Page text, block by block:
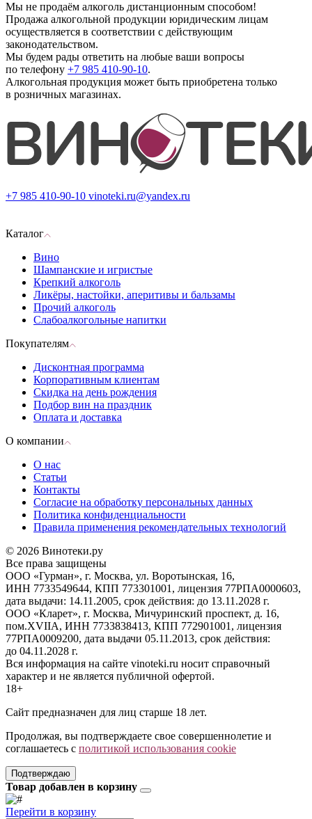
Мы не продаём алкоголь дистанционным способом!
Продажа алкогольной продукции юридическим лицам
осуществляется в соответствии с действующим
законодательством.
Мы будем рады ответить на любые ваши вопросы
по телефону +7 985 410-90-10.
Алкогольная продукция может быть приобретена только
в розничных магазинах.
+7 985 410-90-10 vinoteki.ru@yandex.ru
Каталог
Вино
Шампанские и игристые
Крепкий алкоголь
Ликёры, настойки, аперитивы и бальзамы
Прочий алкоголь
Слабоалкогольные напитки
Покупателям
Дисконтная программа
Корпоративным клиентам
Скидка на день рождения
Подбор вин на праздник
Оплата и доставка
О компании
О нас
Статьи
Контакты
Согласие на обработку персональных данных
Политика конфиденциальности
Правила применения рекомендательных технологий
© 2026 Винотеки.ру
Все права защищены
ООО «Гурман», г. Москва, ул. Воротынская, 16,
ИНН 7733549644, КПП 773301001, лицензия 77РПА0000603,
дата выдачи: 14.11.2005, срок действия: до 13.11.2028 г.
ООО «Кларет», г. Москва, Мичуринский проспект, д. 16,
пом.XVIIA, ИНН 7733838413, КПП 772901001, лицензия
77РПА0009200, дата выдачи 05.11.2013, срок действия:
до 04.11.2028 г.
Вся информация на сайте vinoteki.ru носит справочный
характер и не является публичной офертой.
18+
Сайт предназначен для лиц старше 18 лет.
Продолжая, вы подтверждаете свое совершеннолетие и
соглашаетесь с политикой использования cookie
Подтверждаю
Товар добавлен в корзину
Перейти в корзину